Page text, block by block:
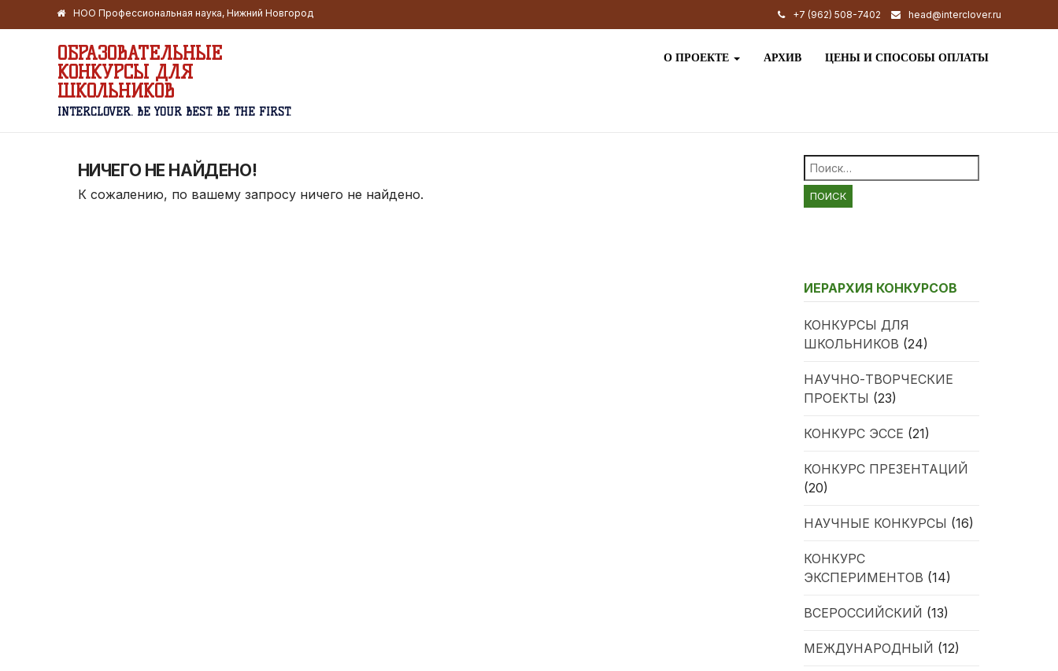
НОО Профессиональная наука, Нижний Новгород +7 (962) 508-7402 head@interclover.ru
ОБРАЗОВАТЕЛЬНЫЕ
КОНКУРСЫ ДЛЯ
ШКОЛЬНИКОВ
INTERCLOVER. BE YOUR BEST. BE THE FIRST.
О ПРОЕКТЕ АРХИВ ЦЕНЫ И СПОСОБЫ ОПЛАТЫ
НИЧЕГО НЕ НАЙДЕНО!
К сожалению, по вашему запросу ничего не найдено.
Найти:
ИЕРАРХИЯ КОНКУРСОВ
КОНКУРСЫ ДЛЯ
ШКОЛЬНИКОВ (24)
НАУЧНО-ТВОРЧЕСКИЕ
ПРОЕКТЫ (23)
КОНКУРС ЭССЕ (21)
КОНКУРС ПРЕЗЕНТАЦИЙ
(20)
НАУЧНЫЕ КОНКУРСЫ (16)
КОНКУРС
ЭКСПЕРИМЕНТОВ (14)
ВСЕРОССИЙСКИЙ (13)
МЕЖДУНАРОДНЫЙ (12)